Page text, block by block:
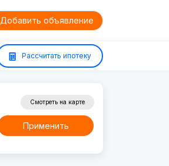
Добавить объявление
Рассчитать ипотеку
Смотреть на карте
Применить